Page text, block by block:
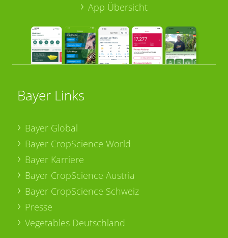
App Übersicht
Bayer Links
Bayer Global
Bayer CropScience World
Bayer Karriere
Bayer CropScience Austria
Bayer CropScience Schweiz
Presse
Vegetables Deutschland